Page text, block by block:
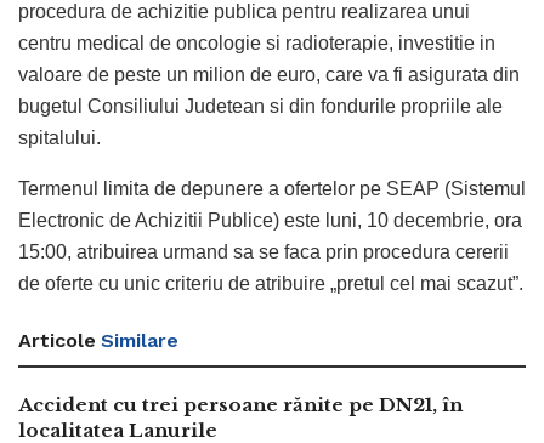
procedura de achizitie publica pentru realizarea unui
centru medical de oncologie si radioterapie, investitie in
valoare de peste un milion de euro, care va fi asigurata din
bugetul Consiliului Judetean si din fondurile propriile ale
spitalului.
Termenul limita de depunere a ofertelor pe SEAP (Sistemul
Electronic de Achizitii Publice) este luni, 10 decembrie, ora
15:00, atribuirea urmand sa se faca prin procedura cererii
de oferte cu unic criteriu de atribuire „pretul cel mai scazut”.
Articole Similare
Accident cu trei persoane rănite pe DN21, în
localitatea Lanurile